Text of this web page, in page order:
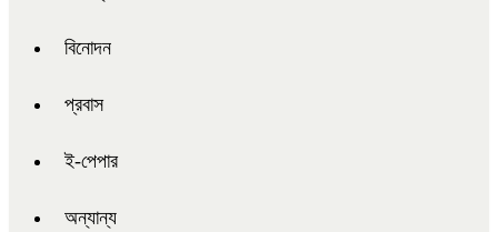
বিনোদন
প্রবাস
ই-পেপার
অন্যান্য